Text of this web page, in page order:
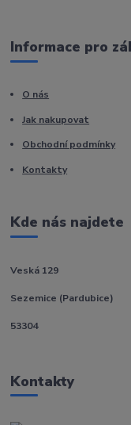
Informace pro
O nás
Jak nakupovat
Obchodní podmínky
Kontakty
Kde nás najdete
Veská 129
Sezemice (Pardubice)
53304
Kontakty